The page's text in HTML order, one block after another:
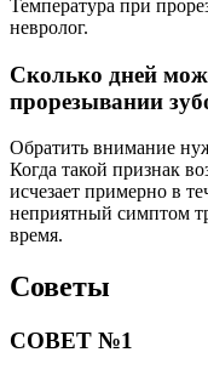
Температура при
невролог.
Сколько дней
прорезывании
Обратить внимание
Когда такой признак
исчезает примерно в
неприятный симптом
время.
Советы
СОВЕТ №1